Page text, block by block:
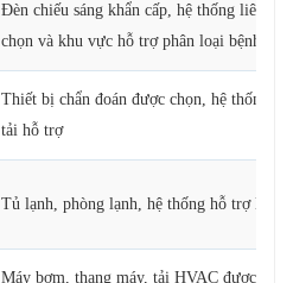
Đèn chiếu sáng khẩn cấp, hệ thống liên
chọn và khu vực hỗ trợ phân loại bệnh
Thiết bị chẩn đoán được chọn, hệ thống
tải hỗ trợ
Tủ lạnh, phòng lạnh, hệ thống hỗ trợ lưu
Máy bơm, thang máy, tải HVAC được